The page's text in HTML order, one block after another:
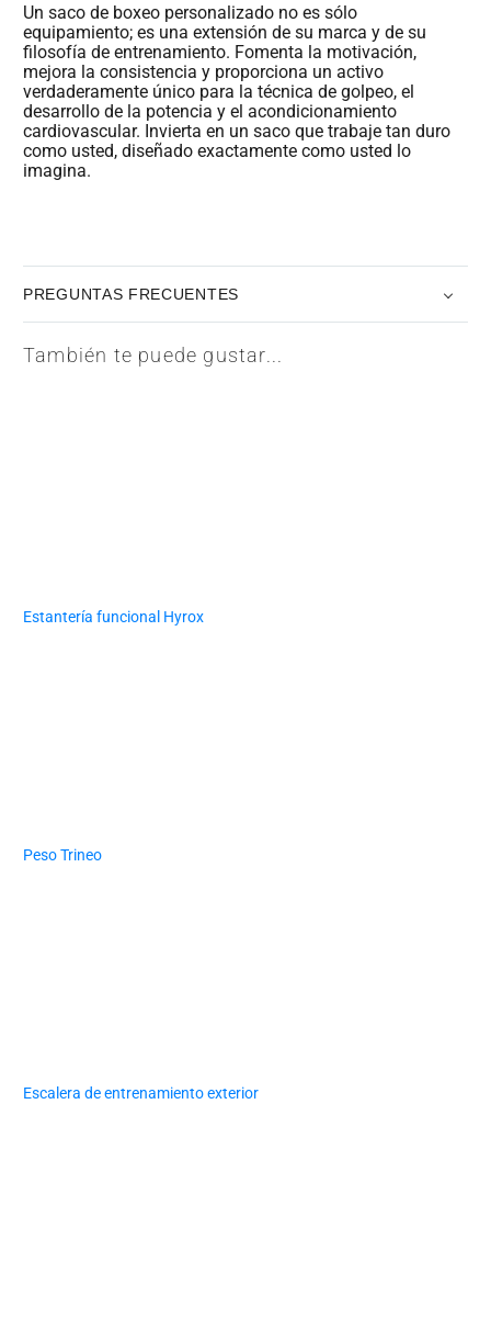
Un saco de boxeo personalizado no es sólo
equipamiento; es una extensión de su marca y de su
filosofía de entrenamiento. Fomenta la motivación,
mejora la consistencia y proporciona un activo
verdaderamente único para la técnica de golpeo, el
desarrollo de la potencia y el acondicionamiento
cardiovascular. Invierta en un saco que trabaje tan duro
como usted, diseñado exactamente como usted lo
imagina.
PREGUNTAS FRECUENTES
También te puede gustar...
Estantería funcional Hyrox
Peso Trineo
Escalera de entrenamiento exterior